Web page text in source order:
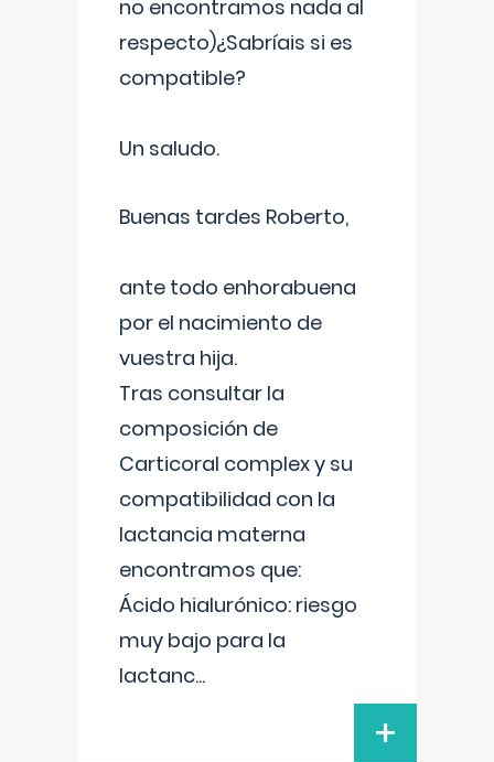
no encontramos nada al
respecto)¿Sabríais si es
compatible?
Un saludo.
Buenas tardes Roberto,
ante todo enhorabuena
por el nacimiento de
vuestra hija.
Tras consultar la
composición de
Carticoral complex y su
compatibilidad con la
lactancia materna
encontramos que:
Ácido hialurónico: riesgo
muy bajo para la
lactanc...
+